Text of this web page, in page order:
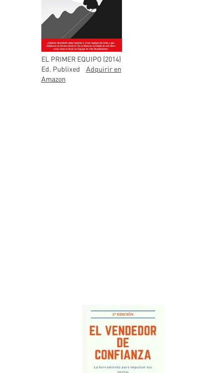
EL PRIMER EQUIPO (2014)
Ed. Publixed Adquirir en
Amazon